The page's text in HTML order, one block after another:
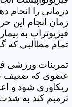
درمانی را انجام
زمان انجام این
فیزیوتراپ به
تمام مطالبی که
تمرینات ورزشی
عضوی که ضعیف
ریکاوری شود و
ترمیم کند به